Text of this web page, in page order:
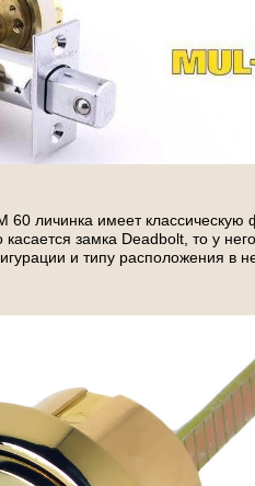
60 личинка имеет классическую
касается замка Deadbolt, то у
и типу расположения в